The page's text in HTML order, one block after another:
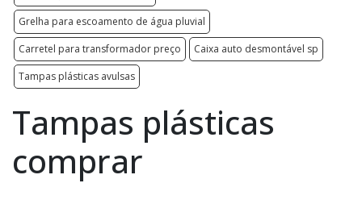
Grelha para escoamento de água pluvial
Carretel para transformador preço
Caixa auto desmontável sp
Tampas plásticas avulsas
Tampas plásticas
comprar